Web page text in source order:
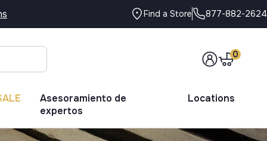
Find a Store 877-882-2624
0
Asesoramiento de
expertos
Locations